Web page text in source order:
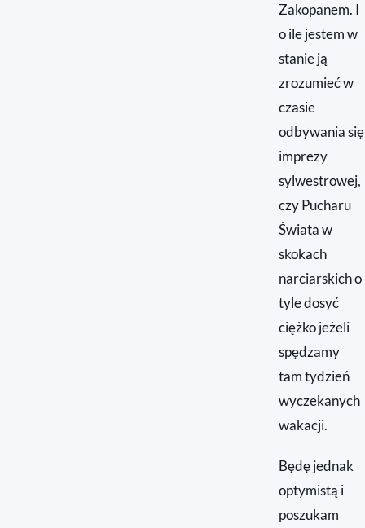
Zakopanem. I
o ile jestem w
stanie ją
zrozumieć w
czasie
odbywania się
imprezy
sylwestrowej,
czy Pucharu
Świata w
skokach
narciarskich o
tyle dosyć
ciężko jeżeli
spędzamy
tam tydzień
wyczekanych
wakacji.
Będę jednak
optymistą i
poszukam